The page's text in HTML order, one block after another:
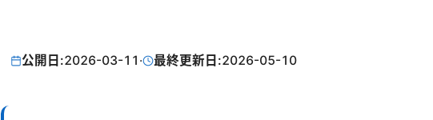
公開日:2026-03-11 · 最終更新日:2026-05-10